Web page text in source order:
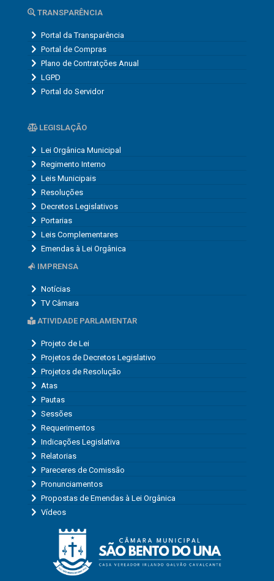
TRANSPARÊNCIA
Portal da Transparência
Portal de Compras
Plano de Contratções Anual
LGPD
Portal do Servidor
LEGISLAÇÃO
Lei Orgânica Municipal
Regimento Interno
Leis Municipais
Resoluções
Decretos Legislativos
Portarias
Leis Complementares
Emendas à Lei Orgânica
IMPRENSA
Notícias
TV Câmara
ATIVIDADE PARLAMENTAR
Projeto de Lei
Projetos de Decretos Legislativo
Projetos de Resolução
Atas
Pautas
Sessões
Requerimentos
Indicações Legislativa
Relatorias
Pareceres de Comissão
Pronunciamentos
Propostas de Emendas à Lei Orgânica
Vídeos